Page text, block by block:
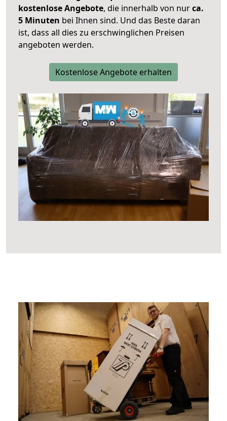
kostenlose Angebote, die innerhalb von nurca.
5 Minuten bei Ihnen sind. Und das Beste daran
ist, dass all dies zu erschwinglichen Preisen
angeboten werden.
Kostenlose Angebote erhalten